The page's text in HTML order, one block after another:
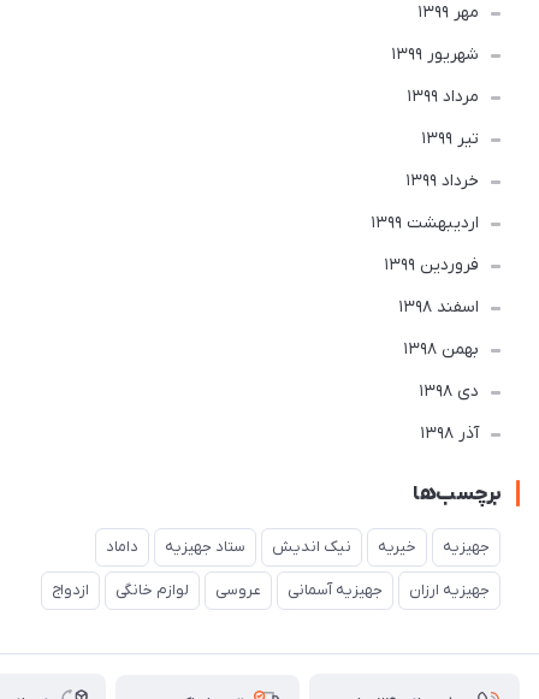
مهر 1399
شهریور 1399
مرداد 1399
تير 1399
خرداد 1399
ارديبهشت 1399
فروردین 1399
اسفند 1398
بهمن 1398
دی 1398
آذر 1398
برچسب‌ها
جهیزیه خیریه نیک اندیش ستاد جهیزیه داماد
جهیزیه ارزان جهیزیه آسمانی عروسی لوازم خانگی ازدواج